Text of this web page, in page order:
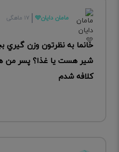
مامان دايان🩵 ۱۷ ماهگی
خانما به نظرتون وزن گيري
شير هست يا غذا؟ پسر من
كلافه شدم